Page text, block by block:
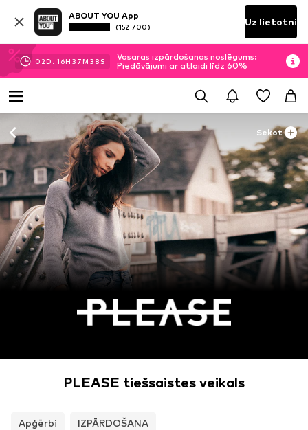
ABOUT YOU App
(152 700) Uz lietotni
02D. 16H 37M 36 S
Vasaras izpārdošanas noslēgums:
Piedāvājumi ar atlaidi līdz 60%
Sekot
PLEASE tiešsaistes veikals
Apģērbi IZPĀRDOŠANA